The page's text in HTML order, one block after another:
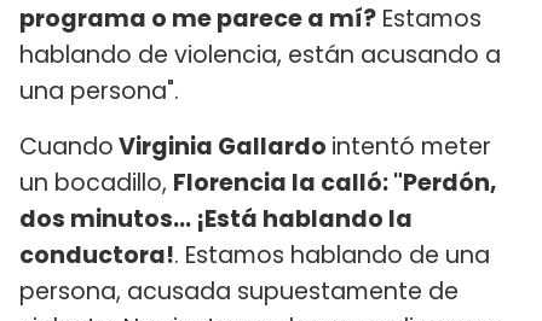
programa o me parece a mí? Estamos
hablando de violencia, están acusando a
una persona".
CuandoVirginia Gallardo intentó meter
un bocadillo, Florencia la calló: "Perdón,
dos minutos... ¡Está hablando la
conductora!. Estamos hablando de una
persona, acusada supuestamente de